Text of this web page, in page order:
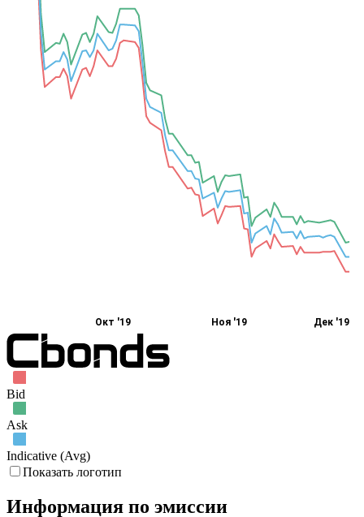
Окт '19 Ноя '19 Дек '19
Bid
Ask
Indicative (Avg)
Показать логотип
Информация по эмиссии